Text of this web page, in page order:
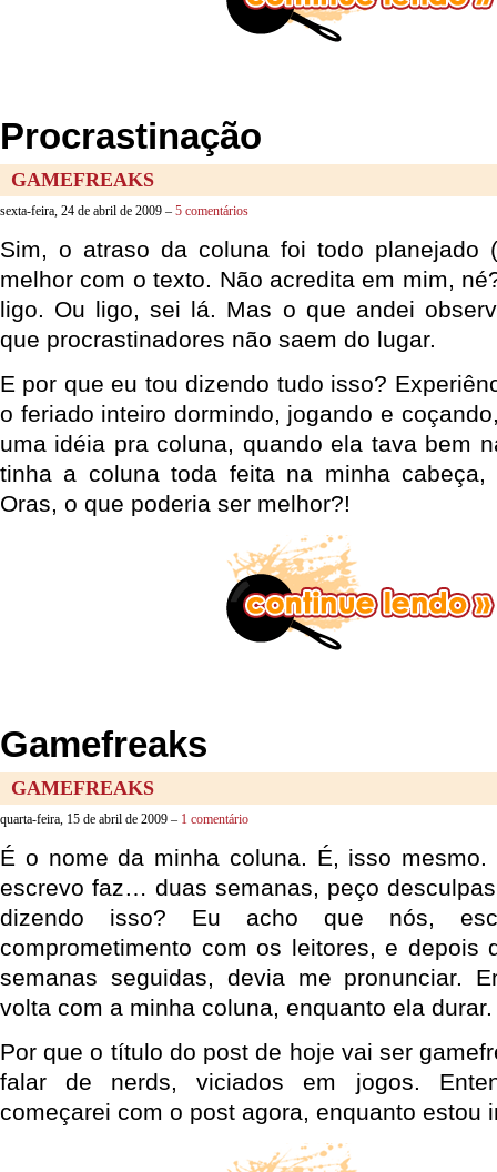
Procrastinação
GAMEFREAKS
sexta-feira, 24 de abril de 2009 – 5 comentários
Sim, o atraso da coluna foi todo planejado
melhor com o texto. Não acredita em mim,
ligo. Ou ligo, sei lá. Mas o que andei
que procrastinadores não saem do lugar.
E por que eu tou dizendo tudo isso?
o feriado inteiro dormindo, jogando e
uma idéia pra coluna, quando ela tava bem
tinha a coluna toda feita na minha
Oras, o que poderia ser melhor?!
Gamefreaks
GAMEFREAKS
quarta-feira, 15 de abril de 2009 – 1 comentário
É o nome da minha coluna. É, isso
escrevo faz… duas semanas, peço
dizendo isso? Eu acho que nós,
comprometimento com os leitores, e depois
semanas seguidas, devia me pronunciar.
volta com a minha coluna, enquanto ela durar.
Por que o título do post de hoje vai ser
falar de nerds, viciados em jogos.
começarei com o post agora, enquanto estou